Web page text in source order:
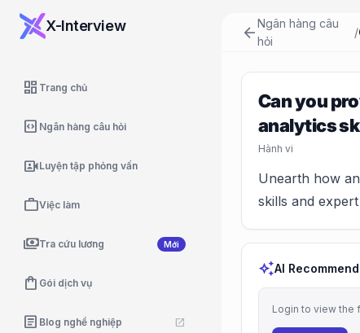
X-Interview
dashboard Trang chủ
code_blocks Ngân hàng câu hỏi
video_camera_frontLuyện tập phỏng vấn
workViệc làm
paymentsTra cứu lương Mới
shopping_bag Gói dịch vụ
article Blog nghề nghiệp open_in_new
arrow_backNgân hàng câu
hỏi
/
Can you
analytics
Hành vi
Unearth how
skills and
auto_awesomeAI
Login to view the